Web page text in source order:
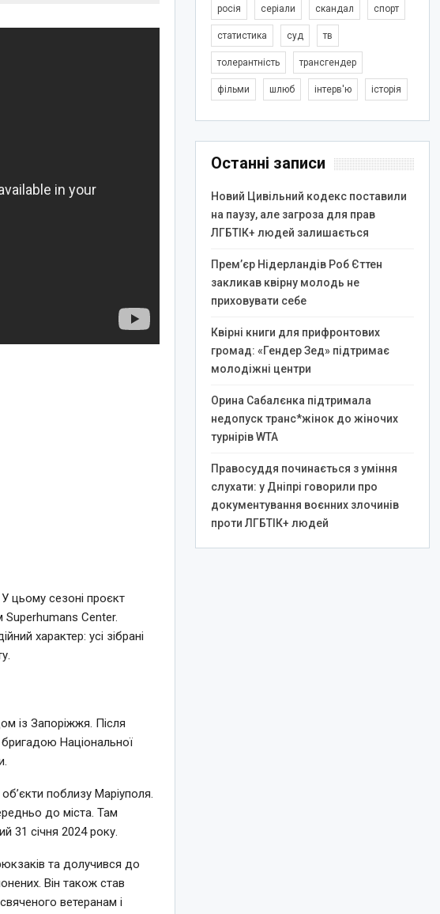
цьому сезоні проєкт
Superhumans Center.
характер: усі зібрані
із Запоріжжя. Після
Національної
поблизу Маріуполя.
до міста. Там
31 січня 2024 року.
та долучився до
Він також став
ветеранам і
росія серіали скандал спорт
статистика суд тв
толерантність трансгендер
фільми шлюб інтерв'ю історія
Останні записи
Новий Цивільний кодекс поставили
на паузу, але загроза для прав
ЛГБТІК+ людей залишається
Прем’єр Нідерландів Роб Єттен
закликав квірну молодь не
приховувати себе
Квірні книги для прифронтових
громад: «Гендер Зед» підтримає
молодіжні центри
Орина Сабалєнка підтримала
недопуск транс*жінок до жіночих
турнірів WTA
Правосуддя починається з уміння
слухати: у Дніпрі говорили про
документування воєнних злочинів
проти ЛГБТІК+ людей